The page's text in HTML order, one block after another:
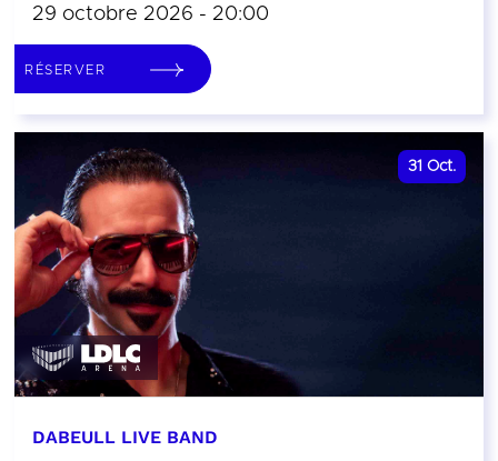
29 octobre 2026 - 20:00
RÉSERVER
31 Oct.
DABEULL LIVE BAND